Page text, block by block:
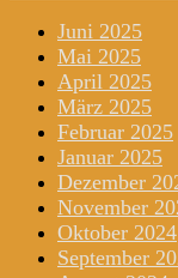
Juni 2025
Mai 2025
April 2025
März 2025
Februar 2025
Januar 2025
Dezember
November
Oktober 2024
September